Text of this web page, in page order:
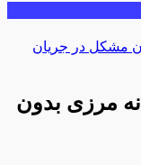
مرزی بدون